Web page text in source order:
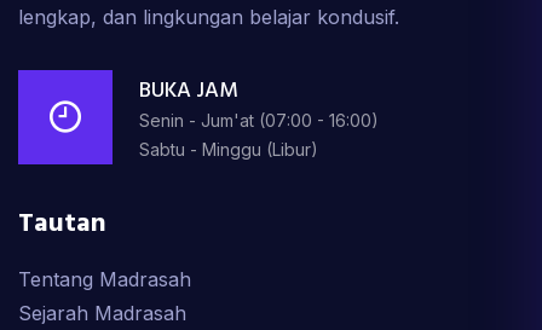
lengkap, dan lingkungan belajar kondusif.
BUKA JAM
Senin - Jum'at (07:00 - 16:00)
Sabtu - Minggu (Libur)
Tautan
Tentang Madrasah
Sejarah Madrasah